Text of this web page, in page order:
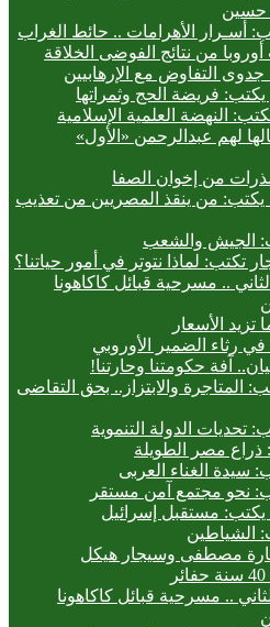
حسين
أسـرار الأهرامات .. حائط الغراب
من نتائج الفوضى الخلاقة
جدوى التفاوض مع الإرهابيين
فريضة الحج وثمراتها
النهضة العلمية الإسلامية
لهم عبدالرحمن «الأول»
من إخوان الصفا
يكتب: من ينقذ المصريين من تعذيب
الجيش والشعب
تكتب: لماذا نتوتر في أمور حياتنا؟
.. مسرحية قبائل كاكاهونا
الأسعار
رثاء الضمير الأوروبي
آفة حكومتنا وحارتنا!
المتاجرة والابتزاز.. بحق التقاضى
تحديات الدولة التنموية
ذراع مصر الطويلة
سيدة الغناء العربى
نحو مجتمع آمن مستقر
مستقبل إسرائيل
الشياطين
مصطفى وسيجار هيكل
.. مسرحية قبائل كاكاهونا